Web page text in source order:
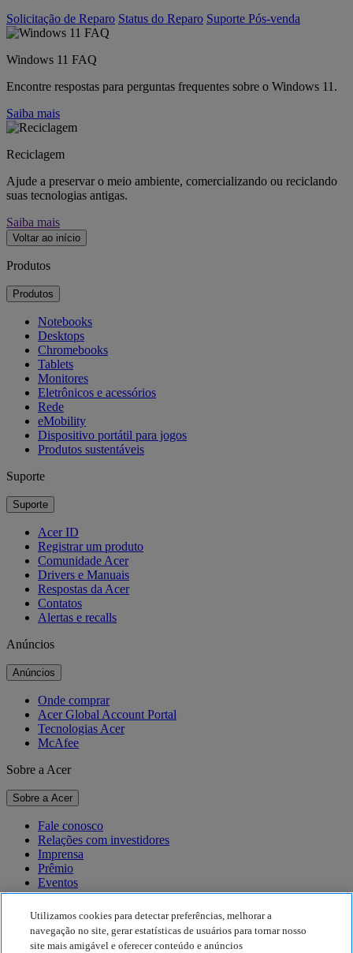
Solicitação de Reparo Status do Reparo Suporte Pós-venda
Windows 11 FAQ
Encontre respostas para perguntas frequentes sobre o Windows 11.
Saiba mais
Reciclagem
Ajude a preservar o meio ambiente, comercializando ou reciclando
suas tecnologias antigas.
Saiba mais
Voltar ao início
Produtos
Produtos
Notebooks
Desktops
Chromebooks
Tablets
Monitores
Eletrônicos e acessórios
Rede
eMobility
Dispositivo portátil para jogos
Produtos sustentáveis
Suporte
Suporte
Acer ID
Registrar um produto
Comunidade Acer
Drivers e Manuais
Respostas da Acer
Contatos
Alertas e recalls
Anúncios
Anúncios
Onde comprar
Acer Global Account Portal
Tecnologias Acer
McAfee
Sobre a Acer
Sobre a Acer
Fale conosco
Relações com investidores
Imprensa
Prêmio
Eventos
Sustentabilidade
Sustentabilidade
Utilizamos cookies para detectar preferências, melhorar a
navegação no site, gerar estatísticas de usuários para tornar nosso
site mais amigável e oferecer conteúdo e anúncios